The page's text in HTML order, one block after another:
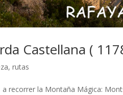
Castellana (
,rutas
recorrer la Montaña Mágica: